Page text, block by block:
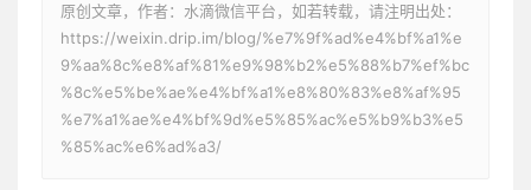
原创文章，作者：水滴微信平台，如若转载，请注明出处：
https://weixin.drip.im/blog/%e7%9f%ad%e4%bf%a1%e
9%aa%8c%e8%af%81%e9%98%b2%e5%88%b7%ef%bc
%8c%e5%be%ae%e4%bf%a1%e8%80%83%e8%af%95
%e7%a1%ae%e4%bf%9d%e5%85%ac%e5%b9%b3%e5
%85%ac%e6%ad%a3/